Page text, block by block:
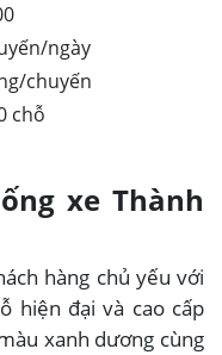
ngày
chuyến
chỗ
xe Thành
hàng chủ yếu với
hiện đại và cao cấp
xanh dương cùng